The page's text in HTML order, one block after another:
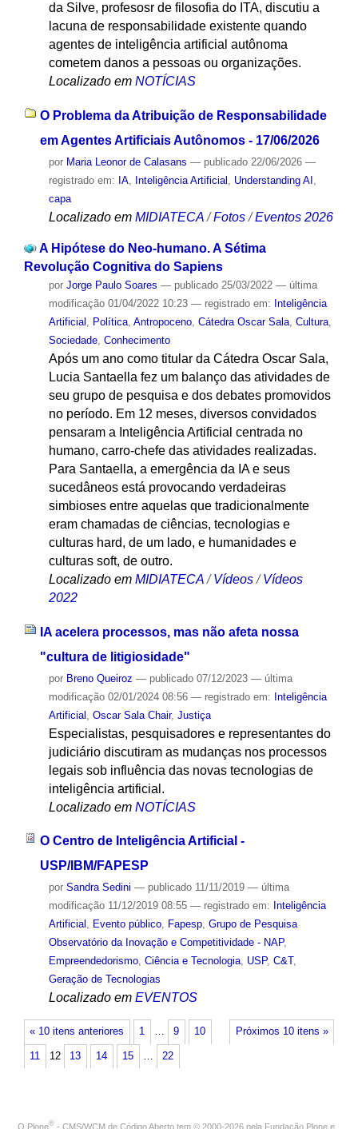
da Silve, profesosr de filosofia do ITA, discutiu a
lacuna de responsabilidade existente quando
agentes de inteligência artificial autônoma
cometem danos a pessoas ou organizações.
Localizado em NOTÍCIAS
O Problema da Atribuição de Responsabilidade
em Agentes Artificiais Autônomos - 17/06/2026
por Maria Leonor de Calasans — publicado22/06/2026 —
registrado em: IA, Inteligência Artificial , Understanding AI ,
capa
Localizado em MIDIATECA /Fotos /Eventos 2026
A Hipótese do Neo-humano. A Sétima
Revolução Cognitiva do Sapiens
por Jorge Paulo Soares — publicado25/03/2022 — última
modificação01/04/2022 10:23 — registrado em: Inteligência
Artificial
Política, Antropoceno, Cátedra Oscar Sala, Cultura,
Sociedade, Conhecimento
Após um ano como titular da Cátedra Oscar Sala,
Lucia Santaella fez um balanço das atividades de
seu grupo de pesquisa e dos debates promovidos
no período. Em 12 meses, diversos convidados
pensaram a Inteligência Artificial centrada no
humano, carro-chefe das atividades realizadas.
Para Santaella, a emergência da IA e seus
sucedâneos está provocando verdadeiras
simbioses entre aquelas que tradicionalmente
eram chamadas de ciências, tecnologias e
culturas hard, de um lado, e humanidades e
culturas soft, de outro.
Localizado em MIDIATECA /Vídeos /Vídeos
2022
IA acelera processos, mas não afeta nossa
"cultura de litigiosidade"
por Breno Queiroz — publicado07/12/2023 — última
modificação02/01/2024 08:56 — registrado em: Inteligência
Artificial Oscar Sala Chair, Justiça
Especialistas, pesquisadores e representantes do
judiciário discutiram as mudanças nos processos
legais sob influência das novas tecnologias de
inteligência artificial.
Localizado em NOTÍCIAS
O Centro de Inteligência Artificial -
USP/IBM/FAPESP
por Sandra Sedini — publicado11/11/2019 — última
modificação11/12/2019 08:55 — registrado em: Inteligência
Artificial , Evento público, Fapesp, Grupo de Pesquisa
Observatório da Inovação e Competitividade - NAP,
Empreendedorismo, Ciência e Tecnologia, USP, C&T,
Geração de Tecnologias
Localizado em EVENTOS
« 10 itens anteriores Próximos 10 itens »
1 … 9 10
11 12 13 14 15 … 22
O Plone® - CMS/WCM de Código Aberto tem © 2000-2026 pela Fundação Plone e